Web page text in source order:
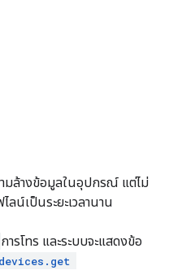
มล้างข้อมูลในอุปกรณ์ แต่ไม่
ลน์เป็นระยะเวลานาน
การโทร และระบบจะแสดงข้อ